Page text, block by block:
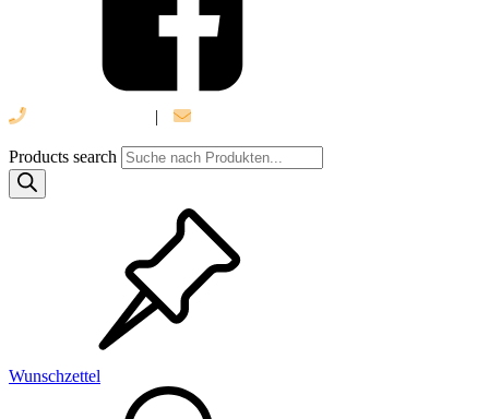
|
Products search
Wunschzettel